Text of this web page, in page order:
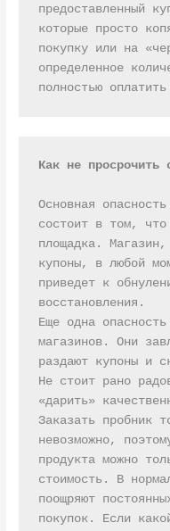
предоставленный
которые просто
покупку или на
определенное
полностью
Как не просрочить
Основная
состоит в том, что
площадка.
купоны, в любой
приведет к
восстановления.
Еще одна
магазинов. Они
раздают купоны и
Не стоит рано
«дарить»
Заказать пробник
невозможно,
продукта можно
стоимость. В
поощряют
покупок. Если